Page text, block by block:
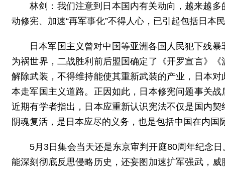
林剑：我们注意到日本国内有关动向，越来越
动修宪、加速“再军事化”不得人心，已引起包括日
日本军国主义曾对中国等亚洲各国人民犯下残
为祸世界，二战胜利前后盟国确定了《开罗宣言》
解除武装，不得维持能使其重新武装的产业，日本
本走军国主义道路。正因如此，日本修宪问题事关
近期有学者指出，日本应重新认识宪法不仅是国内
阴魂复活，是日本应尽的义务，也是包括中国在内国
5月3日集会当天还是东京审判开庭80周年纪念
能深刻彻底反思侵略历史，还妄图加速扩军强武，